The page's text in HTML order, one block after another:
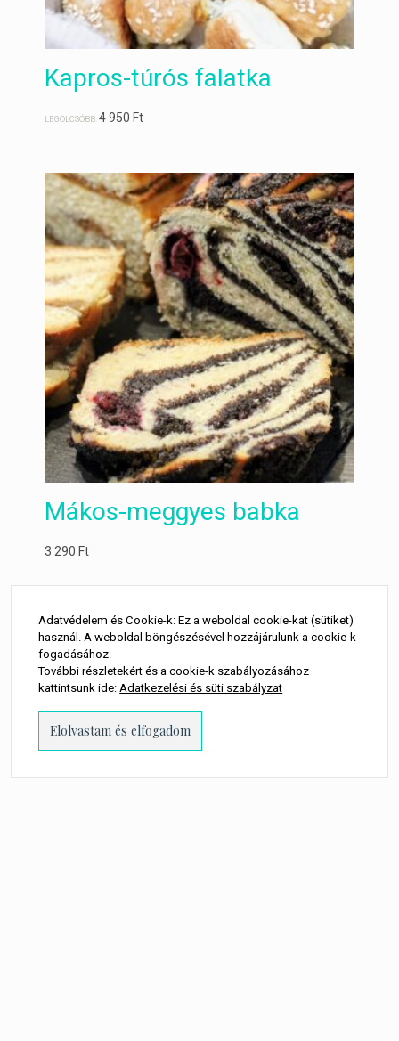
Kapros-túrós falatka
LEGOLCSÓBB:4 950Ft
Mákos-meggyes babka
3 290Ft
kövess minket
Adatvédelem és Cookie-k: Ez a weboldal cookie-kat (sütiket)
használ. A weboldal böngészésével hozzájárulunk a cookie-k
fogadásához.
További részletekért és a cookie-k szabályozásához
kattintsunk ide:Adatkezelési és süti szabályzat